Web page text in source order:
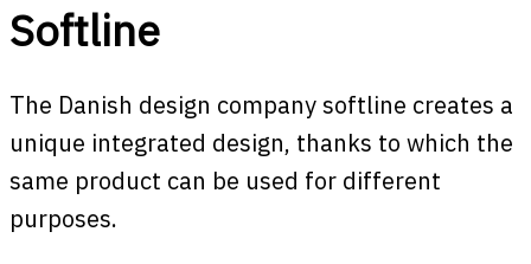
Softline
The Danish design company softline creates a
unique integrated design, thanks to which the
same product can be used for different
purposes.